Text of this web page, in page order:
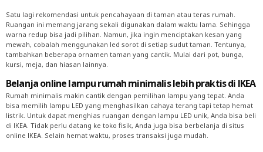
Satu lagi rekomendasi untuk pencahayaan di taman atau teras rumah.
Ruangan ini memang jarang sekali digunakan dalam waktu lama. Sehingga
warna redup bisa jadi pilihan. Namun, jika ingin menciptakan kesan yang
mewah, cobalah menggunakan led sorot di setiap sudut taman. Tentunya,
tambahkan beberapa ornamen taman yang cantik. Mulai dari pot, bunga,
kursi, meja, dan hiasan lainnya.
Belanja online lampu rumah minimalis lebih praktis di IKEA
Rumah minimalis makin cantik dengan pemilihan lampu yang tepat. Anda
bisa memilih lampu LED yang menghasilkan cahaya terang tapi tetap hemat
listrik. Untuk dapat menghias ruangan dengan lampu LED unik, Anda bisa beli
di IKEA. Tidak perlu datang ke toko fisik, Anda juga bisa berbelanja di situs
online IKEA. Selain hemat waktu, proses transaksi juga mudah.